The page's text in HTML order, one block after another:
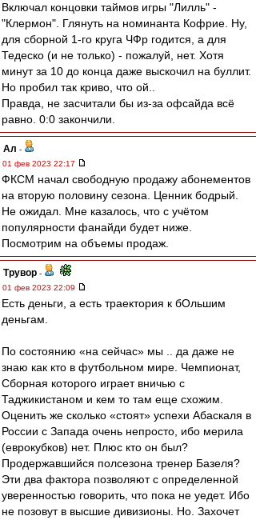
Включал концовки таймов игры "Лилль" -
"Клермон". Глянуть на номинанта Кофрие. Ну,
для сборной 1-го круга ЧФр годится, а для
Тедеско (и не только) - пожалуй, нет. Хотя
минут за 10 до конца даже выскочил на буллит.
Но пробил так криво, что ой..
Правда, не засчитали бы из-за офсайда всё
равно. 0:0 закончили.
Ал -
01 фев 2023 22:17
ФКСМ начал свободную продажу абонементов
на вторую половину сезона. Ценник бодрый.
Не ожидал. Мне казалось, что с учётом
популярности фанайди будет ниже.
Посмотрим на объемы продаж.
Трувор -
01 фев 2023 22:09
Есть деньги, а есть траектория к бОльшим
деньгам.
По состоянию «на сейчас» мы .. да даже не
знаю как кто в футбольном мире. Чемпионат,
Сборная которого играет вничью с
Таджикистаном и кем то там еще схожим.
Оценить же сколько «стоят» успехи Абаскаля в
России с Запада очень непросто, ибо мерила
(еврокубков) нет. Плюс кто он был?
Продержавшийся полсезона тренер Базеля?
Эти два фактора позволяют с определенной
уверенностью говорить, что пока не уедет. Ибо
не позовут в высшие дивизионы. Но. Захочет